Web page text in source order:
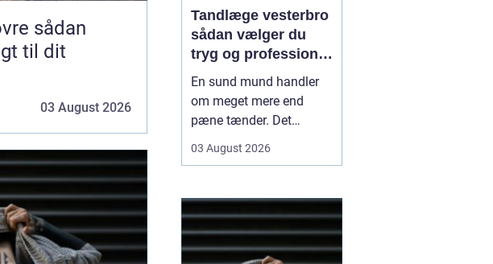
til dit
03 August 2026
Tandlæge vesterbro
sådan vælger du
tryg og professionel
tandpleje
En sund mund handler
om meget mere end
pæne tænder. Det
hverdag, din selvtillid og
duleder efter tandlæge
vesterbro, møder du
derfor mange
valgmuligheder m...
03 August 2026